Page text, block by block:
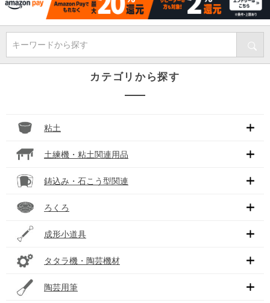
キーワードから探す
カテゴリから探す
粘土
土練機・粘土関連用品
鋳込み・石こう型関連
ろくろ
成形小道具
タタラ機・陶芸機材
陶芸用筆